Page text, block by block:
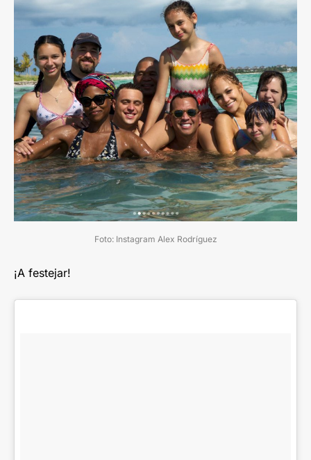
Foto: Instagram Alex Rodríguez
¡A festejar!